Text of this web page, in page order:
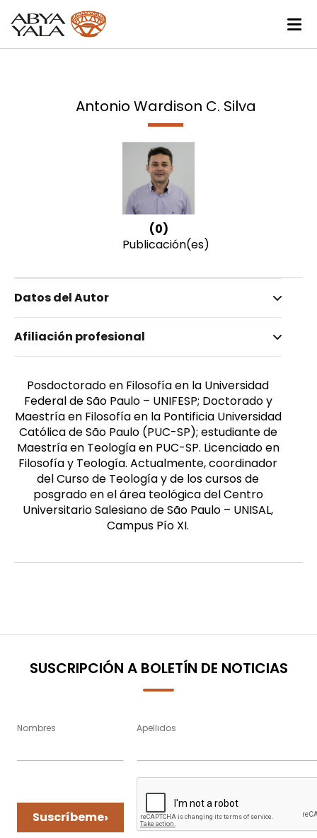
Antonio Wardison C. Silva
(0)
Publicación(es)
Datos del Autor
C. Silva, Antonio Wardison
Masculino
Afiliación profesional
Posdoctorado en Filosofía en la Universidad
Federal de São Paulo – UNIFESP; Doctorado y
Maestría en Filosofía en la Pontificia Universidad
Católica de São Paulo (PUC-SP); estudiante de
Maestría en Teología en PUC-SP. Licenciado en
Filosofía y Teología. Actualmente, coordinador
del Curso de Teología y de los cursos de
posgrado en el área teológica del Centro
Universitario Salesiano de São Paulo – UNISAL,
Campus Pío XI.
SUSCRIPCIÓN A BOLETÍN DE NOTICIAS
Nombres Apellidos
Suscríbeme›